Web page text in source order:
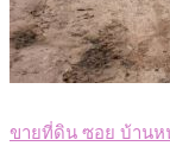
ขายที่ดิน ซอย บ้านห